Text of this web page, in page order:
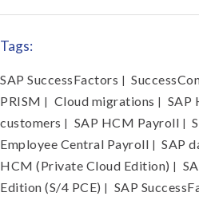
Tags:
SAP SuccessFactors |
PRISM | Cloud migrations | SAP
customers | SAP HCM Payroll |
Employee Central Payroll | SAP
HCM (Private Cloud Edition) |
Edition (S/4 PCE) | SAP